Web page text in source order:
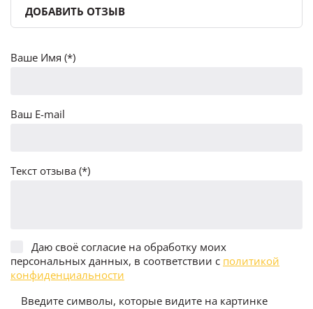
ДОБАВИТЬ ОТЗЫВ
Ваше Имя (*)
Ваш E-mail
Текст отзыва (*)
Даю своё согласие на обработку моих
персональных данных, в соответствии с политикой
конфиденциальности
Введите символы, которые видите на картинке